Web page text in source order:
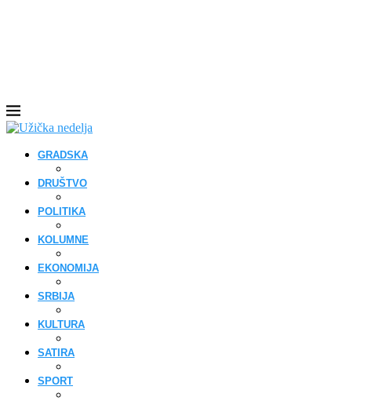
GRADSKA
DRUŠTVO
POLITIKA
KOLUMNE
EKONOMIJA
SRBIJA
KULTURA
SATIRA
SPORT